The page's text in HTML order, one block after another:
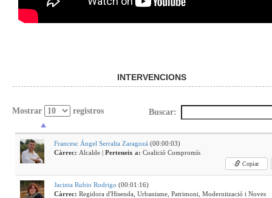
INTERVENCIONS
Mostrar registros Buscar:
Francesc Ángel Serralta Zaragozá (00:00:03)
Càrrec: Alcalde | Perteneix a: Coalició Compromís
Copiar
Jacinta Rubio Rodrigo (00:01:16)
Càrrec: Regidora d'Hisenda, Urbanisme, Patrimoni, Modernització i Noves